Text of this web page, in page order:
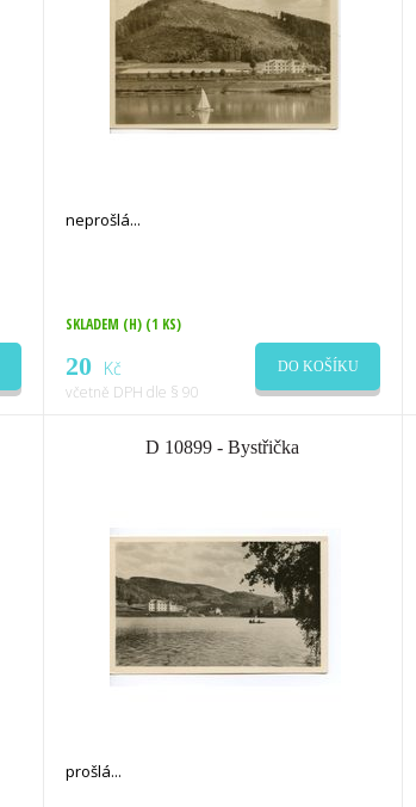
neprošlá
SKLADEM (H) (1 KS)
20 Kč
včetně DPH dle § 90
DO KOŠÍKU
D 10899 - Bystřička
prošlá